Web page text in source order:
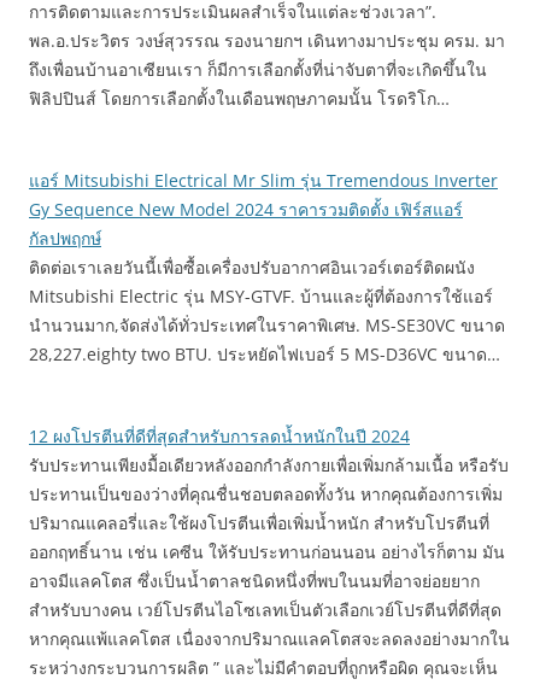
การติดตามและการประเมินผลสำเร็จในแต่ละช่วงเวลา”.
พล.อ.ประวิตร วงษ์สุวรรณ รองนายกฯ เดินทางมาประชุม ครม. มา
ถึงเพื่อนบ้านอาเซียนเรา ก็มีการเลือกตั้งที่น่าจับตาที่จะเกิดขึ้นใน
ฟิลิปปินส์ โดยการเลือกตั้งในเดือนพฤษภาคมนั้น โรดริโก…
แอร์ Mitsubishi Electrical Mr Slim รุ่น Tremendous Inverter
Gy Sequence New Model 2024 ราคารวมติดตั้ง เฟิร์สแอร์
กัลปพฤกษ์
ติดต่อเราเลยวันนี้เพื่อซื้อเครื่องปรับอากาศอินเวอร์เตอร์ติดผนัง
Mitsubishi Electric รุ่น MSY-GTVF. บ้านและผู้ที่ต้องการใช้แอร์
นำนวนมาก,จัดส่งได้ทั่วประเทศในราคาพิเศษ. MS-SE30VC ขนาด
28,227.eighty two BTU. ประหยัดไฟเบอร์ 5 MS-D36VC ขนาด…
12 ผงโปรตีนที่ดีที่สุดสำหรับการลดน้ำหนักในปี 2024
รับประทานเพียงมื้อเดียวหลังออกกำลังกายเพื่อเพิ่มกล้ามเนื้อ หรือรับ
ประทานเป็นของว่างที่คุณชื่นชอบตลอดทั้งวัน หากคุณต้องการเพิ่ม
ปริมาณแคลอรี่และใช้ผงโปรตีนเพื่อเพิ่มน้ำหนัก สำหรับโปรตีนที่
ออกฤทธิ์นาน เช่น เคซีน ให้รับประทานก่อนนอน อย่างไรก็ตาม มัน
อาจมีแลคโตส ซึ่งเป็นน้ำตาลชนิดหนึ่งที่พบในนมที่อาจย่อยยาก
สำหรับบางคน เวย์โปรตีนไอโซเลทเป็นตัวเลือกเวย์โปรตีนที่ดีที่สุด
หากคุณแพ้แลคโตส เนื่องจากปริมาณแลคโตสจะลดลงอย่างมากใน
ระหว่างกระบวนการผลิต ” และไม่มีคำตอบที่ถูกหรือผิด คุณจะเห็น